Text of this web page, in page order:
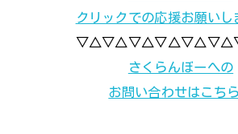
クリックでの応援お願いし
さくらんぼーへの
お問い合わせはこち